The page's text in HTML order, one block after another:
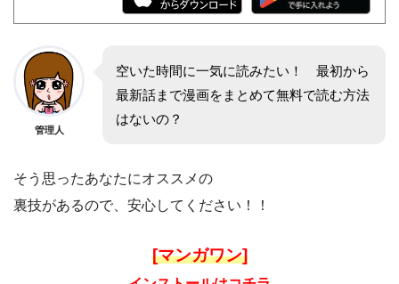
管理人
空いた時間に一気に読みたい！ 最初から
最新話まで漫画をまとめて無料で読む方法
はないの？
そう思ったあなたにオススメの
裏技があるので、安心してください！！
[マンガワン]